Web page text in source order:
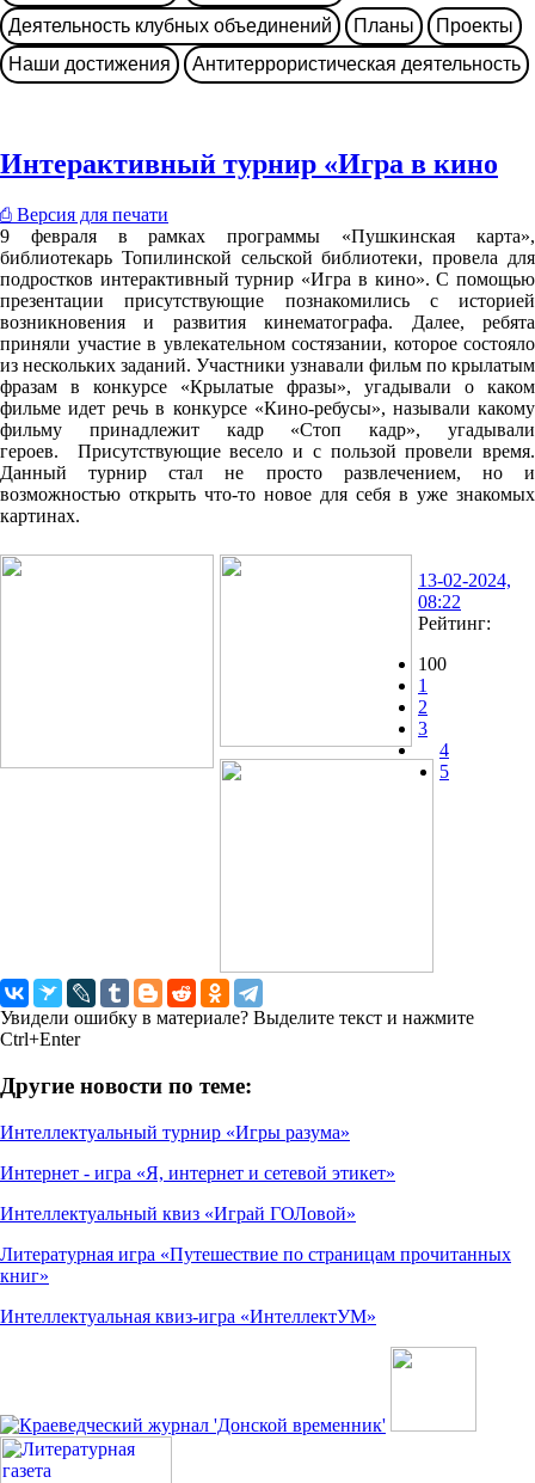
Деятельность клубных объединений
Планы
Проекты
Наши достижения
Антитеррористическая деятельность
Интерактивный турнир «Игра в кино
⎙ Версия для печати
9 февраля в рамках программы «Пушкинская карта»,
библиотекарь Топилинской сельской библиотеки, провела для
подростков интерактивный турнир «Игра в кино». С помощью
презентации присутствующие познакомились с историей
возникновения и развития кинематографа. Далее, ребята
приняли участие в увлекательном состязании, которое состояло
из нескольких заданий. Участники узнавали фильм по крылатым
фразам в конкурсе «Крылатые фразы», угадывали о каком
фильме идет речь в конкурсе «Кино-ребусы», называли какому
фильму принадлежит кадр «Стоп кадр», угадывали
героев. Присутствующие весело и с пользой провели время.
Данный турнир стал не просто развлечением, но и
возможностью открыть что-то новое для себя в уже знакомых
картинах.
13-02-2024,
08:22
Рейтинг:
100
1
2
3
4
5
Увидели ошибку в материале? Выделите текст и нажмите
Ctrl+Enter
Другие новости по теме:
Интеллектуальный турнир «Игры разума»
Интернет - игра «Я, интернет и сетевой этикет»
Интеллектуальный квиз «Играй ГОЛовой»
Литературная игра «Путешествие по страницам прочитанных
книг»
Интеллектуальная квиз-игра «ИнтеллектУМ»